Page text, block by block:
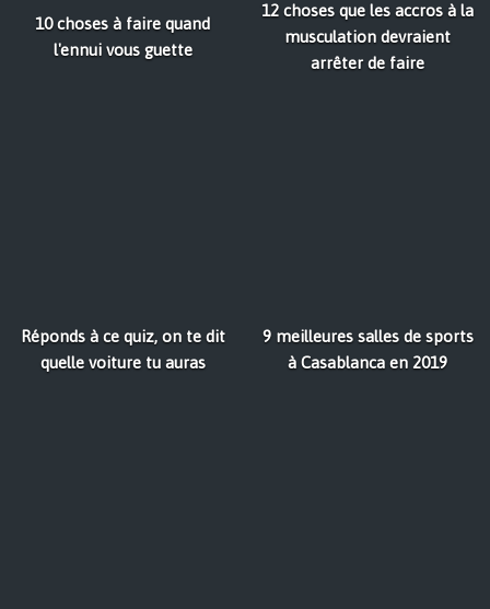
10 choses à faire quand
l'ennui vous guette
12 choses que les accros à la
musculation devraient
arrêter de faire
Réponds à ce quiz, on te dit
quelle voiture tu auras
9 meilleures salles de sports
à Casablanca en 2019